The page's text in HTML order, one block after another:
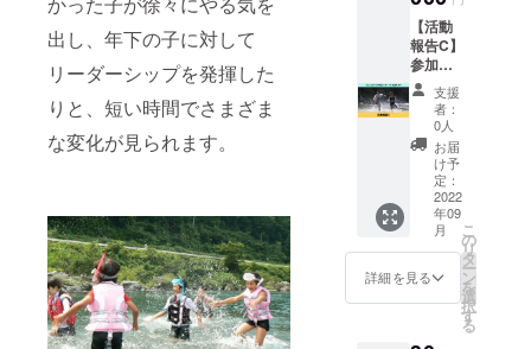
出し、年下の子に対して
リーダーシップを発揮した
りと、短い時間でさまざま
な変化が見られます。
9月予定
です。
す！ ※
感想文
は参加
者5名分
です。
※感想文
データ
はPDF
形式
で、
メール
でお送
りしま
す。 ※
データ
【活動
報告C】
参加し
た子ど
もたち
からの
動画
メッ
セージ
をお送
りしま
す。 現
場での
興奮冷
めやら
ぬ生の
支援
者：
0人
お届
け予
定：
2022
年09
月
詳細を見る
こ
の
リ
タ
ー
ン
を
選
択
す
る